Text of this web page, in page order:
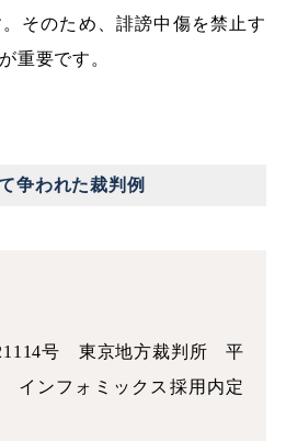
そのため、誹謗中傷を禁止す
重要です。
争われた裁判例
21114号 東京地方裁判所 平
インフォミックス採用内定